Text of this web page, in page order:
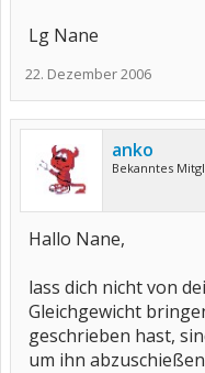
Lg Nane
22. Dezember 2006
anko
Bekanntes
Hallo Nane,
lass dich nicht von
Gleichgewicht
geschrieben hast,
um ihn